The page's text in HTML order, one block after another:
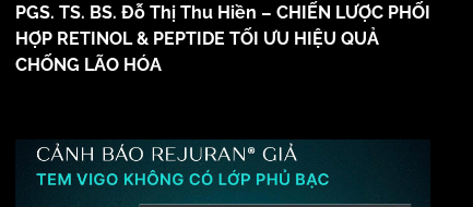
PGS. TS. BS. Đỗ Thị Thu Hiền – CHIẾN LƯỢC PHỐI
HỢP RETINOL & PEPTIDE TỐI ƯU HIỆU QUẢ
CHỐNG LÃO HÓA